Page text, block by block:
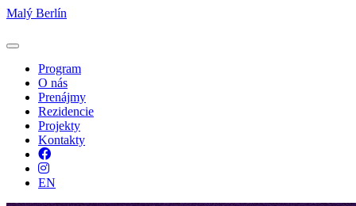
Malý Berlín
Program
O nás
Prenájmy
Rezidencie
Projekty
Kontakty
Facebook
Instagram
EN